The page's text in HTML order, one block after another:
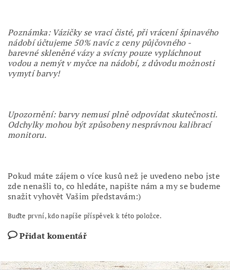
Poznámka: Vázičky se vrací čisté, při vrácení špinavého
nádobí účtujeme 50% navíc z ceny půjčovného -
barevné skleněné vázy a svícny pouze vypláchnout
vodou a nemýt v myčce na nádobí, z důvodu možnosti
vymytí barvy!
Upozornění: barvy nemusí plně odpovídat skutečnosti.
Odchylky mohou být způsobeny nesprávnou kalibrací
monitoru.
Pokud máte zájem o více kusů než je uvedeno nebo jste
zde nenašli to, co hledáte, napište nám a my se budeme
snažit vyhovět Vašim představám:)
Buďte první, kdo napíše příspěvek k této položce.
Přidat komentář